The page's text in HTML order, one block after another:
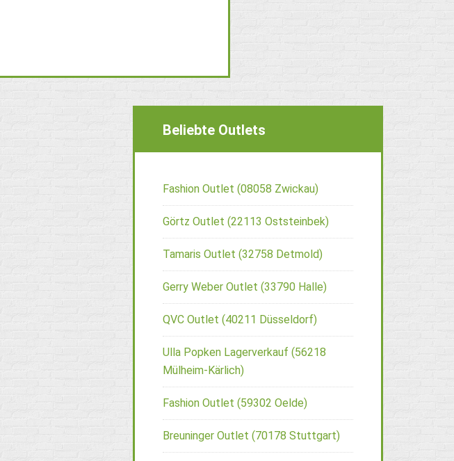
Beliebte Outlets
Fashion Outlet (08058 Zwickau)
Görtz Outlet (22113 Oststeinbek)
Tamaris Outlet (32758 Detmold)
Gerry Weber Outlet (33790 Halle)
QVC Outlet (40211 Düsseldorf)
Ulla Popken Lagerverkauf (56218
Mülheim-Kärlich)
Fashion Outlet (59302 Oelde)
Breuninger Outlet (70178 Stuttgart)